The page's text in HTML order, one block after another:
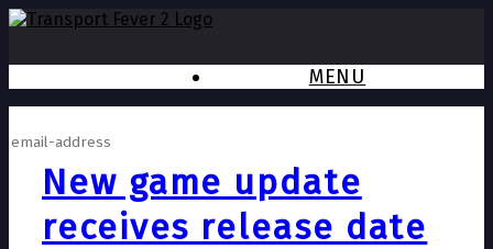
MENU
New game update
receives release date